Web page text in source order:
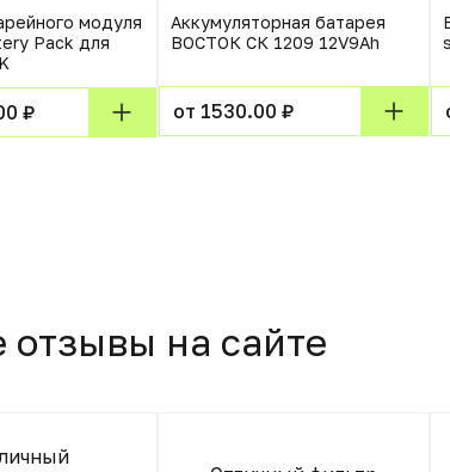
модуля
Pack для
₽
Аккумуляторная батарея
ВОСТОК СК 1209 12V9Ah
от 1530.00 ₽
отзывы на сайте